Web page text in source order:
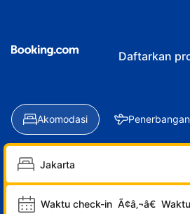
Daftarkan
Akomodasi Penerbangan
Waktu check-in Ã¢â‚¬â€